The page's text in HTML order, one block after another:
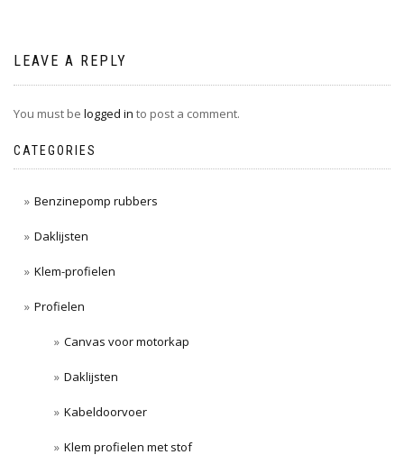
LEAVE A REPLY
You must be logged in to post a comment.
CATEGORIES
Benzinepomp rubbers
Daklijsten
Klem-profielen
Profielen
Canvas voor motorkap
Daklijsten
Kabeldoorvoer
Klem profielen met stof